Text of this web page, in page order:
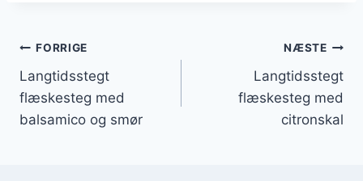
Indlægsnavigation
FORRIGE
Langtidsstegt
flæskesteg med
balsamico og smør
NÆSTE
Langtidsstegt
flæskesteg med
citronskal